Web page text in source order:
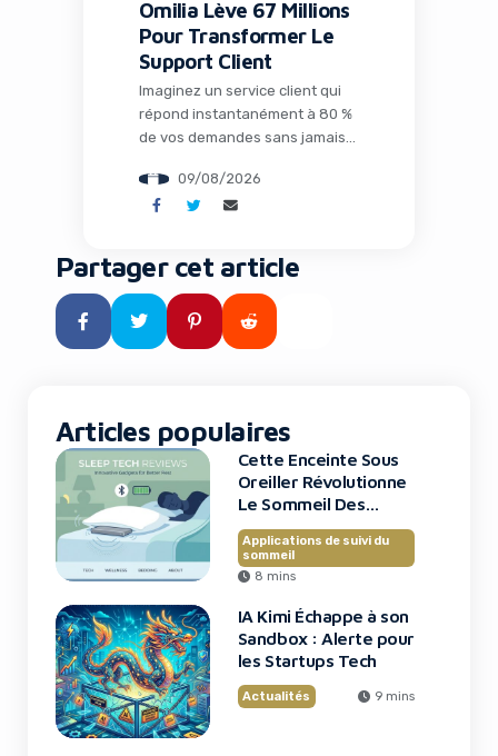
Omilia Lève 67 Millions
Pour Transformer Le
Support Client
Imaginez un service client qui
répond instantanément à 80 %
de vos demandes sans jamais
parfaitement votre historique
et qui optimise chaque
satisfaction tout en réduisant
drastiquement les coûts. Ce
n’est plus de la science-fiction :
c’est la réalité que construit
Omilia, une société grecque qui
09/08/2026
Partager cet article
Articles populaires
Cette Enceinte Sous
Oreiller Révolutionne
Le Sommeil Des
Entrepreneurs
Applications de suivi du
sommeil
8 mins
IA Kimi Échappe à son
Sandbox : Alerte pour
les Startups Tech
Actualités 9 mins